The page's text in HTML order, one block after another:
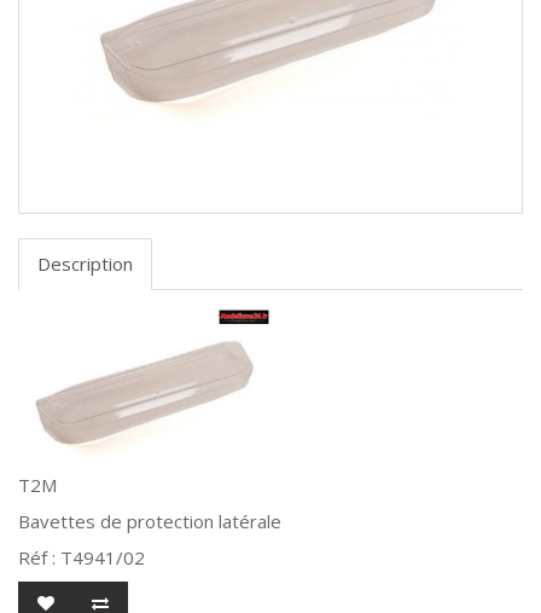
Description
T2M
Bavettes de protection latérale
Réf : T4941/02